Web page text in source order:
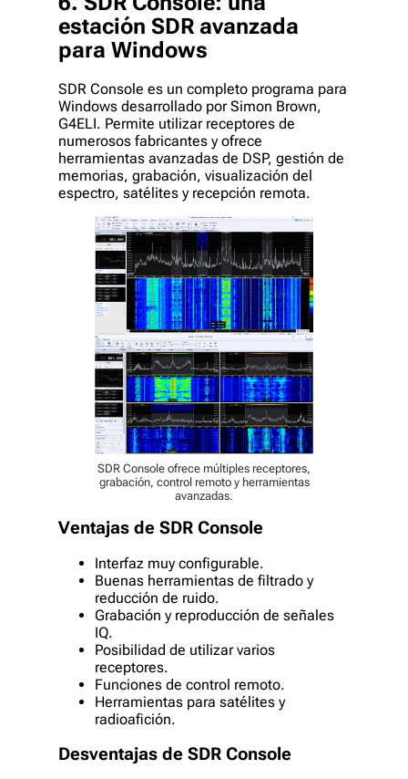
estación SDR avanzada
para Windows
SDR Console es un completo programa para
Windows desarrollado por Simon Brown,
G4ELI. Permite utilizar receptores de
numerosos fabricantes y ofrece
herramientas avanzadas de DSP, gestión de
memorias, grabación, visualización del
espectro, satélites y recepción remota.
SDR Console ofrece múltiples receptores,
grabación, control remoto y herramientas
avanzadas.
Ventajas de SDR Console
Interfaz muy configurable.
Buenas herramientas de filtrado y
reducción de ruido.
Grabación y reproducción de señales
IQ.
Posibilidad de utilizar varios
receptores.
Funciones de control remoto.
Herramientas para satélites y
radioafición.
Desventajas de SDR Console